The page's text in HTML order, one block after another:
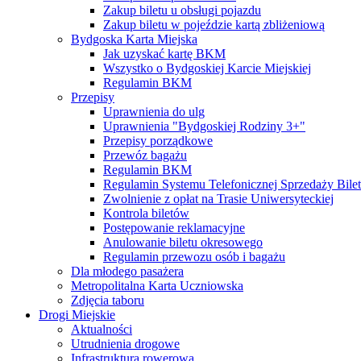
Zakup biletu u obsługi pojazdu
Zakup biletu w pojeździe kartą zbliżeniową
Bydgoska Karta Miejska
Jak uzyskać kartę BKM
Wszystko o Bydgoskiej Karcie Miejskiej
Regulamin BKM
Przepisy
Uprawnienia do ulg
Uprawnienia "Bydgoskiej Rodziny 3+"
Przepisy porządkowe
Przewóz bagażu
Regulamin BKM
Regulamin Systemu Telefonicznej Sprzedaży
Zwolnienie z opłat na Trasie Uniwersyteckiej
Kontrola biletów
Postępowanie reklamacyjne
Anulowanie biletu okresowego
Regulamin przewozu osób i bagażu
Dla młodego pasażera
Metropolitalna Karta Uczniowska
Zdjęcia taboru
Drogi Miejskie
Aktualności
Utrudnienia drogowe
Infrastruktura rowerowa